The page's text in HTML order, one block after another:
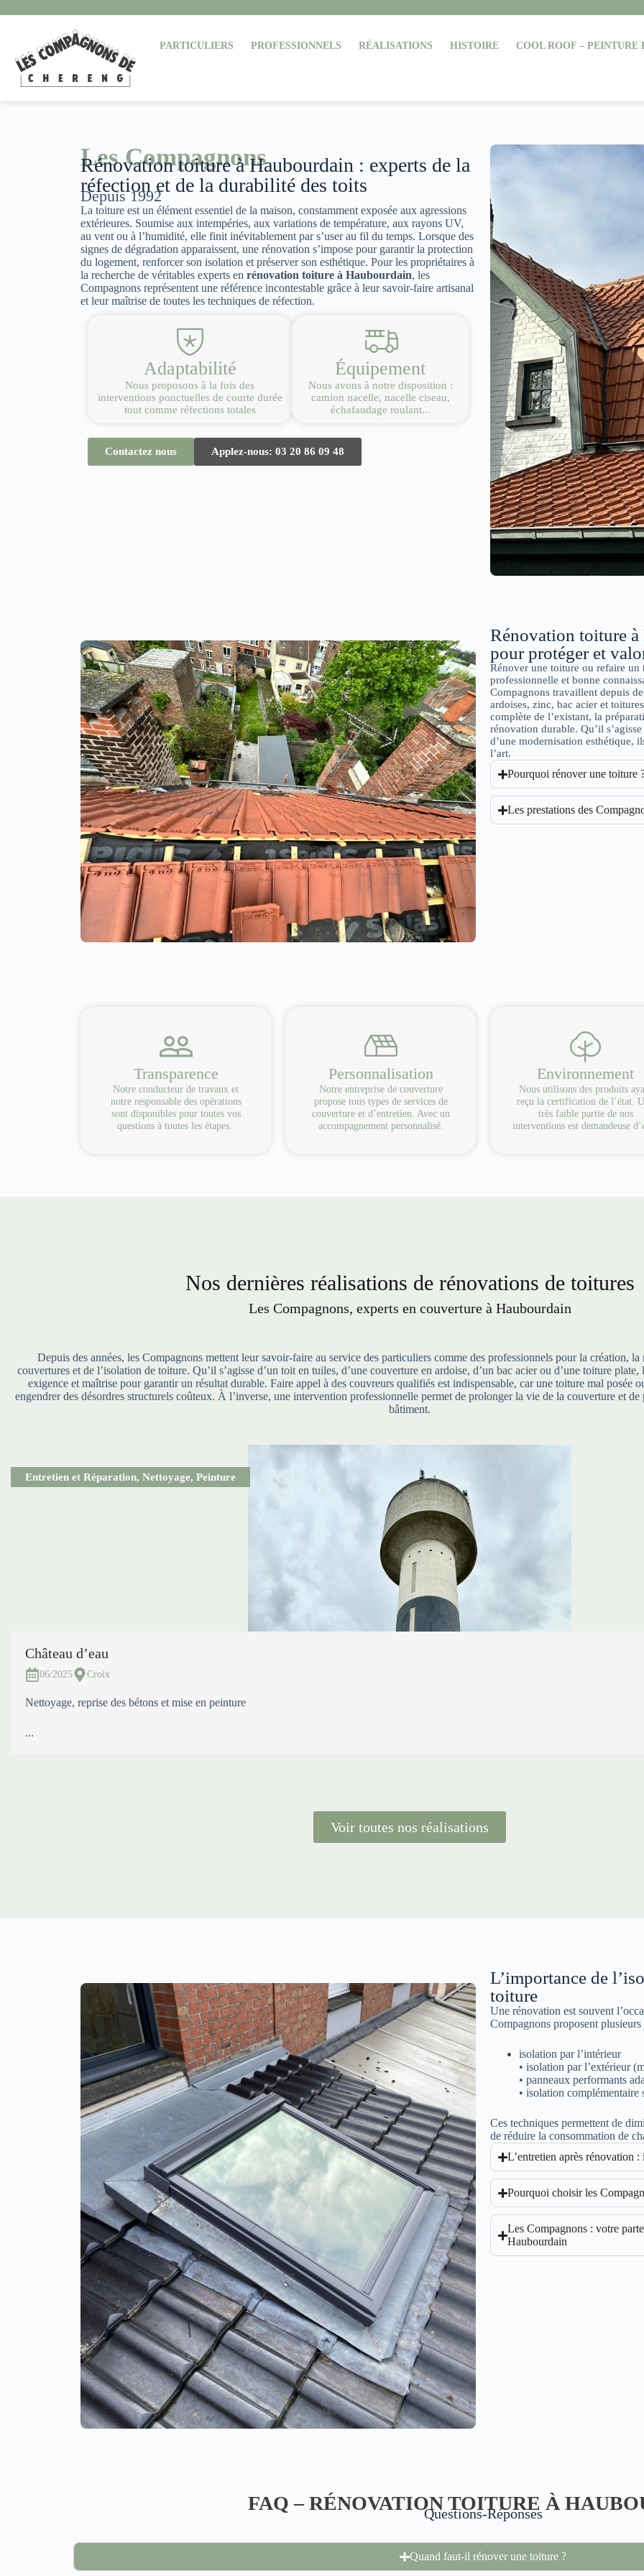
PARTICULIERS PROFESSIONNELS RÉALISATIONS HISTOIRE COOL ROOF – PEINTURE
Les Compagnons
Rénovation toiture à Haubourdain : experts de la
réfection et de la durabilité des toits
Depuis 1992
La toiture est un élément essentiel de la maison, constamment exposée aux agressions
extérieures. Soumise aux intempéries, aux variations de température, aux rayons UV,
au vent ou à l’humidité, elle finit inévitablement par s’user au fil du temps. Lorsque des
signes de dégradation apparaissent, une rénovation s’impose pour garantir la protection
du logement, renforcer son isolation et préserver son esthétique. Pour les propriétaires à
la recherche de véritables experts en rénovation toiture à Haubourdain, les
Compagnons représentent une référence incontestable grâce à leur savoir-faire artisanal
et leur maîtrise de toutes les techniques de réfection.
Adaptabilité
Nous proposons à la fois des
interventions ponctuelles de courte durée
tout comme réfections totales
Équipement
Nous avons à notre disposition :
camion nacelle, nacelle ciseau,
échafaudage roulant...
Contactez nous Applez-nous: 03 20 86 09 48
Rénovation toiture à
pour protéger et
Rénover une toiture ou refaire un
professionnelle et bonne
Compagnons travaillent depuis
ardoises, zinc, bac acier et
complète de l’existant, la
rénovation durable. Qu’il
d’une modernisation esthétique,
l’art.
Pourquoi rénover une toiture
Les prestations des
Transparence
Notre conducteur de travaux et
notre responsable des opérations
sont disponibles pour toutes vos
questions à toutes les étapes.
Personnalisation
Notre entreprise de couverture
propose tous types de services de
couverture et d’entretien. Avec un
accompagnement personnalisé.
Environnement
Nous utilisons des produits
reçu la certification de l’état.
très faible partie de nos
interventions est demandeuse
Nos dernières réalisations de rénovations de toitures
Les Compagnons, experts en couverture à Haubourdain
Depuis des années, les Compagnons mettent leur savoir-faire au service des particuliers comme des professionnels pour la création,
couvertures et de l’isolation de toiture. Qu’il s’agisse d’un toit en tuiles, d’une couverture en ardoise, d’un bac acier ou d’une toiture
exigence et maîtrise pour garantir un résultat durable. Faire appel à des couvreurs qualifiés est indispensable, car une toiture mal posée
engendrer des désordres structurels coûteux. À l’inverse, une intervention professionnelle permet de prolonger la vie de la couverture et de
bâtiment.
Entretien et Réparation, Nettoyage, Peinture
Château d’eau
06/2025 Croix
Nettoyage, reprise des bétons et mise en peinture
...
Voir toutes nos réalisations
L’importance de
toiture
Une rénovation est souvent
Compagnons proposent plusieurs
isolation par l’intérieur
• isolation par l’extérieur
• panneaux performants
• isolation complémentaire
Ces techniques permettent de
de réduire la consommation de
L’entretien après rénovation
Pourquoi choisir les
Les Compagnons : votre
Haubourdain
FAQ – RÉNOVATION TOITURE À
Questions-Réponses
Quand faut-il rénover une toiture ?